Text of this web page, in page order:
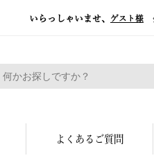
いらっしゃいませ、 ゲスト様
禄二年。創業三百余年の味
よくあるご質問